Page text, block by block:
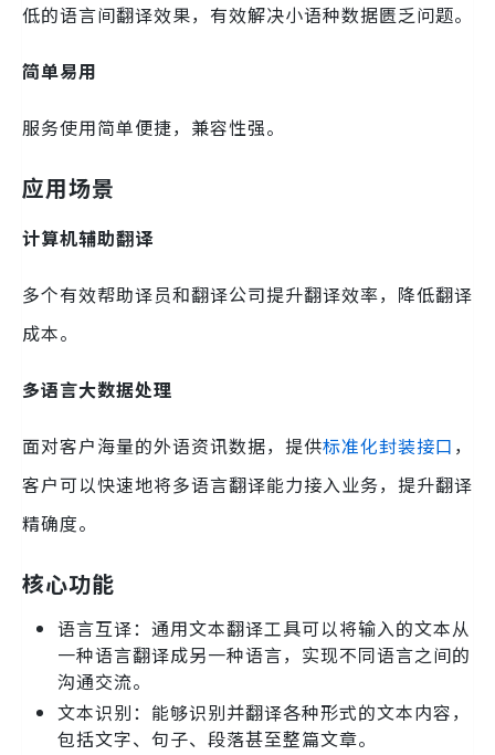
低的语言间翻译效果，有效解决小语种数据匮乏问题。
简单易用
服务使用简单便捷，兼容性强。
应用场景
计算机辅助翻译
多个有效帮助译员和翻译公司提升翻译效率，降低翻译
成本。
多语言大数据处理
面对客户海量的外语资讯数据，提供标准化封装接口 ，
客户可以快速地将多语言翻译能力接入业务，提升翻译
精确度。
核心功能
语言互译：通用文本翻译工具可以将输入的文本从
一种语言翻译成另一种语言，实现不同语言之间的
沟通交流。
文本识别：能够识别并翻译各种形式的文本内容，
包括文字、句子、段落甚至整篇文章。